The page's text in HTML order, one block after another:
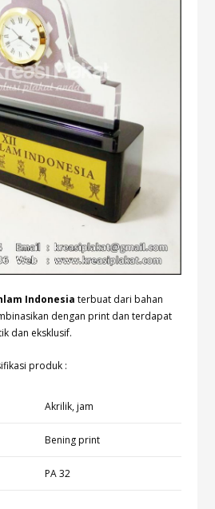
Indonesia terbuat dari bahan
dengan print dan terdapat
dan eksklusif.
produk :
Akrilik, jam
Bening print
PA 32